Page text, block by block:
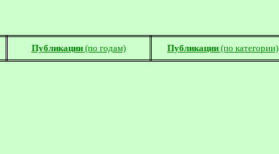
Публикации(по годам) Публикации (по категории)